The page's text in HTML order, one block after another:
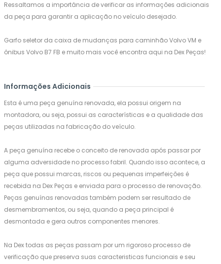
Ressaltamos a importância de verificar as informações adicionais
da peça para garantir a aplicação no veículo desejado.
Garfo seletor da caixa de mudanças para caminhão Volvo VM e
ônibus Volvo B7 FB e muito mais você encontra aqui na Dex Peças!
Informações Adicionais
Esta é uma peça genuína renovada, ela possui origem na
montadora, ou seja, possui as características e a qualidade das
peças utilizadas na fabricação do veículo.
A peça genuína recebe o conceito de renovada após passar por
alguma adversidade no processo fabril. Quando isso acontece, a
peça que possui marcas, riscos ou pequenas imperfeições é
recebida na Dex Peças e enviada para o processo de renovação.
Peças genuínas renovadas também podem ser resultado de
desmembramentos, ou seja, quando a peça principal é
desmontada e gera outros componentes menores.
Na Dex todas as peças passam por um rigoroso processo de
verificação que preserva suas caracteristicas funcionais e seu